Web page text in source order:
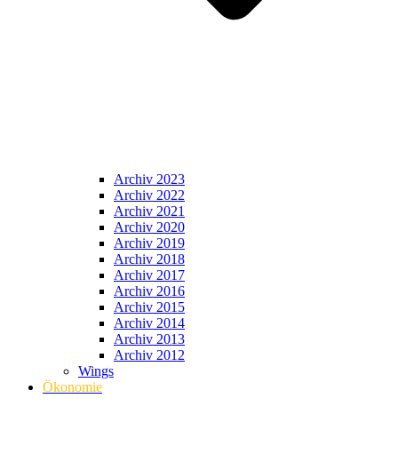
Archiv 2023
Archiv 2022
Archiv 2021
Archiv 2020
Archiv 2019
Archiv 2018
Archiv 2017
Archiv 2016
Archiv 2015
Archiv 2014
Archiv 2013
Archiv 2012
Wings
Ökonomie